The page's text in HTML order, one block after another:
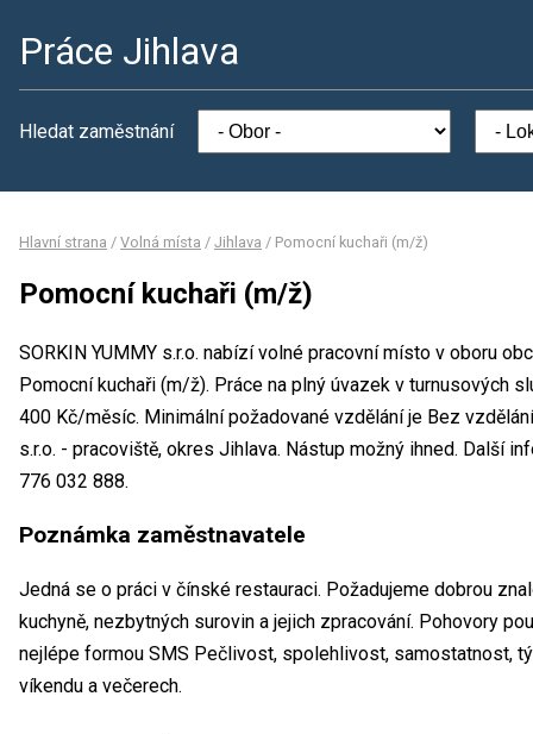
Práce Jihlava
Hledat zaměstnání
Hlavní strana / Volná místa / Jihlava / Pomocní kuchaři (m/ž)
Pomocní kuchaři (m/ž)
SORKIN YUMMY s.r.o. nabízí volné pracovní místo v oboru
Pomocní kuchaři (m/ž). Práce na plný úvazek v turnusových
400 Kč/měsíc. Minimální požadované vzdělání je Bez
s.r.o. - pracoviště, okres Jihlava. Nástup možný ihned. Další
776 032 888.
Poznámka zaměstnavatele
Jedná se o práci v čínské restauraci. Požadujeme dobrou
kuchyně, nezbytných surovin a jejich zpracování. Pohovory
nejlépe formou SMS Pečlivost, spolehlivost, samostatnost,
víkendu a večerech.